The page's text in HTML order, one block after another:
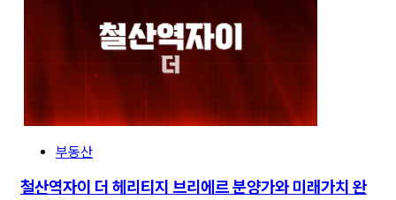
부동산
철산역자이 더 헤리티지 브리에르 분양가와 미래가치 완